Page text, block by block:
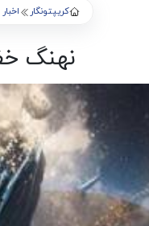
کریپتونگار
نهنگ